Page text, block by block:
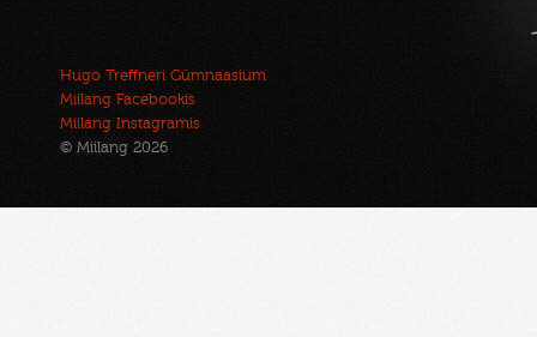
Hugo Treffneri Gümnaasium
Miilang Facebookis
Miilang Instagramis
© Miilang 2026